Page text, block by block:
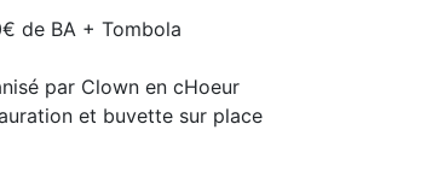
de BA + Tombola
par Clown en cHoeur
et buvette sur place